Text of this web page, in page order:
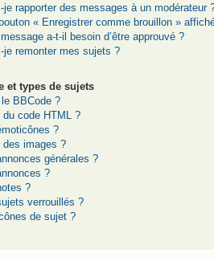
je rapporter des messages à un modérateur
« Enregistrer comme brouillon »
a-t-il besoin d’être approuvé ?
je remonter mes sujets ?
et types de sujets
BBCode ?
du code HTML ?
?
des images ?
générales ?
?
?
verrouillés ?
de sujet ?